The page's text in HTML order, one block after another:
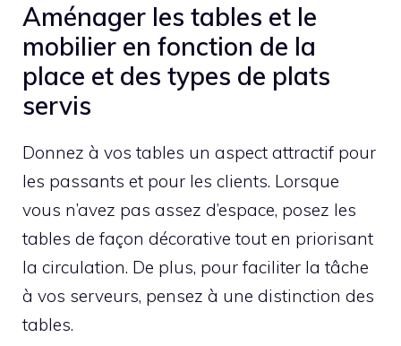
Aménager les tables et le
mobilier en fonction de la
place et des types de plats
servis
Donnez à vos tables un aspect attractif pour
les passants et pour les clients. Lorsque
vous n’avez pas assez d’espace, posez les
tables de façon décorative tout en priorisant
la circulation. De plus, pour faciliter la tâche
à vos serveurs, pensez à une distinction des
tables.